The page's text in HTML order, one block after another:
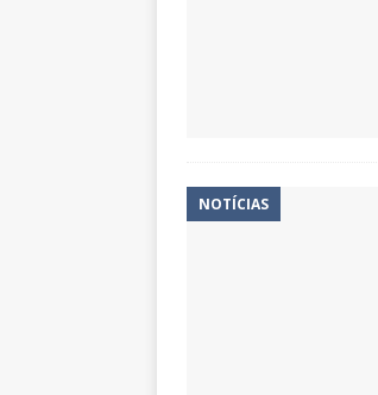
NOTÍCIAS